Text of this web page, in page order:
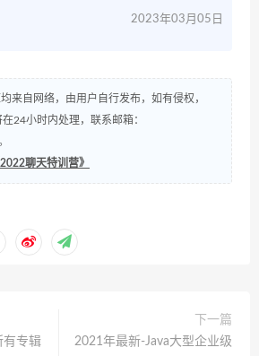
2023年03月05日
来自网络，由用户自行发布，如有侵权，
24小时内处理，联系邮箱：
聊天特训营》
有专辑
下一篇
2021年最新-Java大型企业级